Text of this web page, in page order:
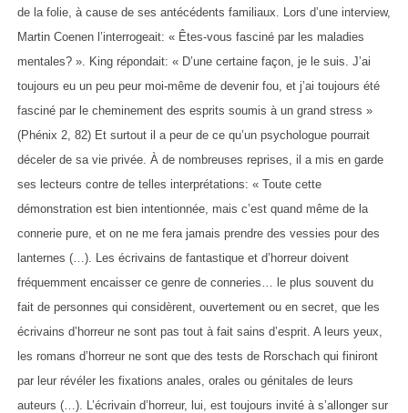
de la folie, à cause de ses antécédents familiaux. Lors d’une interview,
Martin Coenen l’interrogeait: « Êtes-vous fasciné par les maladies
mentales? ». King répondait: « D’une certaine façon, je le suis. J’ai
toujours eu un peu peur moi-même de devenir fou, et j’ai toujours été
fasciné par le cheminement des esprits soumis à un grand stress »
(Phénix 2, 82) Et surtout il a peur de ce qu’un psychologue pourrait
déceler de sa vie privée. À de nombreuses reprises, il a mis en garde
ses lecteurs contre de telles interprétations: « Toute cette
démonstration est bien intentionnée, mais c’est quand même de la
connerie pure, et on ne me fera jamais prendre des vessies pour des
lanternes (…). Les écrivains de fantastique et d’horreur doivent
fréquemment encaisser ce genre de conneries… le plus souvent du
fait de personnes qui considèrent, ouvertement ou en secret, que les
écrivains d’horreur ne sont pas tout à fait sains d’esprit. A leurs yeux,
les romans d’horreur ne sont que des tests de Rorschach qui finiront
par leur révéler les fixations anales, orales ou génitales de leurs
auteurs (…). L’écrivain d’horreur, lui, est toujours invité à s’allonger sur